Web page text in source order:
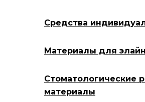
Средства
Материалы для
Стоматологические
материалы